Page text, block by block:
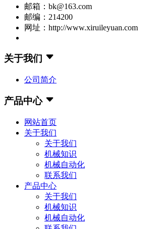
邮箱：bk@163.com
邮编：214200
网址：http://www.xiruileyuan.com
关于我们
公司简介
产品中心
网站首页
关于我们
关于我们
机械知识
机械自动化
联系我们
产品中心
关于我们
机械知识
机械自动化